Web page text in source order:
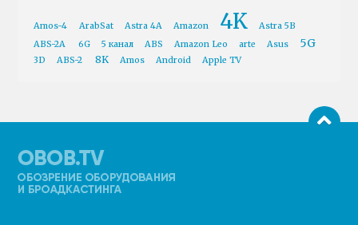
Amos-4 ArabSat Astra 4A Amazon 4K
Astra 5B
ABS-2A
6G 5 канал ABS Amazon Leo arte Asus 5G
3D ABS-2 8K Amos Android Apple TV